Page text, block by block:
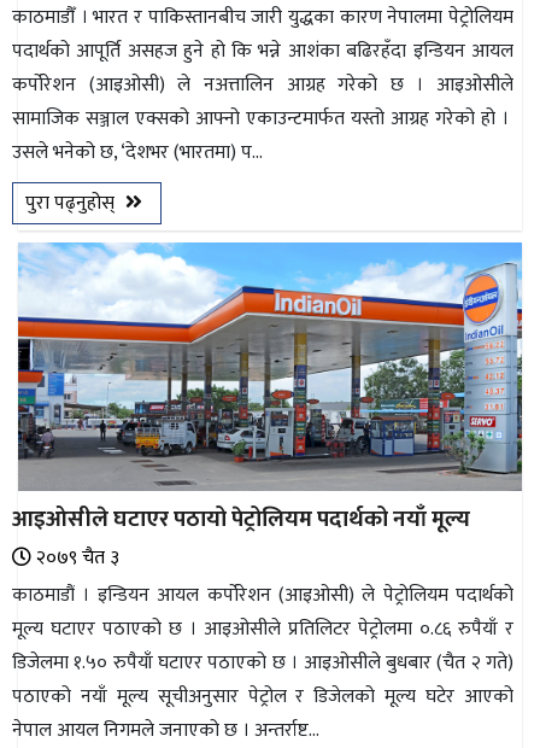
बैंक
पर्यटन
भिडियो
छापा
खोज
प्रोफाइल
ऊर्जा
विशेष
काठमाडौँ । भारत र पाकिस्तानबीच जारी युद्धका कारण नेपालमा पेट्रोलियम
पदार्थको आपूर्ति असहज हुने हो कि भन्ने आशंका बढिरहँदा इन्डियन आयल
कर्पोरेशन (आइओसी) ले नअत्तालिन आग्रह गरेको छ । आइओसीले
सामाजिक सञ्जाल एक्सको आफ्नो एकाउन्टमार्फत यस्तो आग्रह गरेको हो ।
उसले भनेको छ, ‘देशभर (भारतमा) प...
पुरा पढ्नुहोस्
आइओसीले घटाएर पठायो पेट्रोलियम पदार्थको नयाँ मूल्य
२०७९ चैत ३
काठमाडौं । इन्डियन आयल कर्पोरेशन (आइओसी) ले पेट्रोलियम पदार्थको
मूल्य घटाएर पठाएको छ । आइओसीले प्रतिलिटर पेट्रोलमा ०.८६ रुपैयाँ र
डिजेलमा १.५० रुपैयाँ घटाएर पठाएको छ । आइओसीले बुधबार (चैत २ गते)
पठाएको नयाँ मूल्य सूचीअनुसार पेट्रोल र डिजेलको मूल्य घटेर आएको
नेपाल आयल निगमले जनाएको छ । अन्तर्राष्ट...